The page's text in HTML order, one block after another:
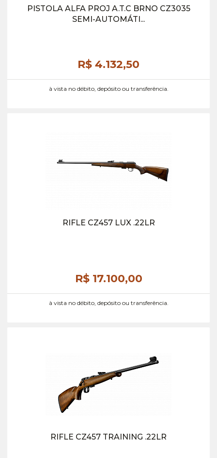
PISTOLA ALFA PROJ A.T.C BRNO CZ3035
SEMI-AUTOMÁTI...
R$ 4.132,50
à vista no débito, depósito ou transferência.
RIFLE CZ457 LUX .22LR
R$ 17.100,00
à vista no débito, depósito ou transferência.
RIFLE CZ457 TRAINING .22LR